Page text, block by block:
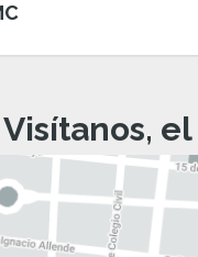
Visítanos,